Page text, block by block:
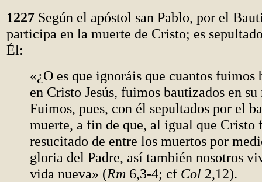
1227 Según el apóstol san Pablo, por el
participa en la muerte de Cristo; es
Él:
«¿O es que ignoráis que cuantos fuimos
en Cristo Jesús, fuimos bautizados en su
Fuimos, pues, con él sepultados por el
muerte, a fin de que, al igual que Cristo
resucitado de entre los muertos por
gloria del Padre, así también nosotros
vida nueva» (Rm 6,3-4; cf Col 2,12).